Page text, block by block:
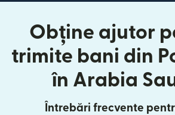
Obține ajutor
trimite bani din
în Arabia
Întrebări frecvente